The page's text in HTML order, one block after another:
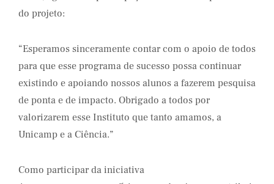
do projeto:
“Esperamos sinceramente contar com o apoio de todos
para que esse programa de sucesso possa continuar
existindo e apoiando nossos alunos a fazerem pesquisa
de ponta e de impacto. Obrigado a todos por
valorizarem esse Instituto que tanto amamos, a
Unicamp e a Ciência.”
Como participar da iniciativa